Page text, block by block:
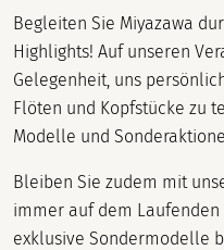
Begleiten Sie Miyazawa
Highlights! Auf unseren
Gelegenheit, uns
Flöten und Kopfstücke zu
Modelle und
Bleiben Sie zudem mit
immer auf dem
exklusive Sondermodelle